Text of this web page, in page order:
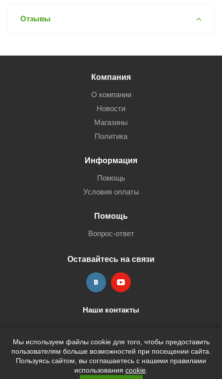
Отзывы
Мы используем файлы cookie для того, чтобы предоставить
пользователям больше возможностей при посещении сайта.
Пользуясь сайтом, вы соглашаетесь с нашими правилами
использования cookie
Компания
О компании
Новости
Магазины
Политика
Информация
Помощь
Условия оплаты
Помощь
Вопрос-ответ
Оставайтесь на связи
Наши контакты